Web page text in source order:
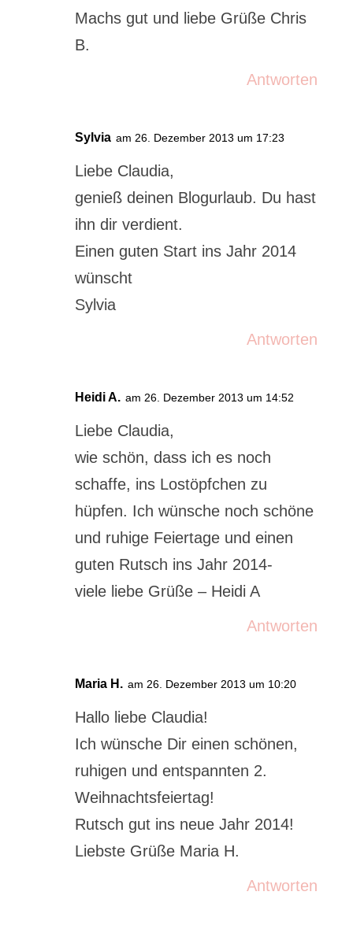
Machs gut und liebe Grüße Chris
B.
Antworten
Sylvia am 26. Dezember 2013 um 17:23
Liebe Claudia,
genieß deinen Blogurlaub. Du hast
ihn dir verdient.
Einen guten Start ins Jahr 2014
wünscht
Sylvia
Antworten
Heidi A. am 26. Dezember 2013 um 14:52
Liebe Claudia,
wie schön, dass ich es noch
schaffe, ins Lostöpfchen zu
hüpfen. Ich wünsche noch schöne
und ruhige Feiertage und einen
guten Rutsch ins Jahr 2014-
viele liebe Grüße – Heidi A
Antworten
Maria H. am 26. Dezember 2013 um 10:20
Hallo liebe Claudia!
Ich wünsche Dir einen schönen,
ruhigen und entspannten 2.
Weihnachtsfeiertag!
Rutsch gut ins neue Jahr 2014!
Liebste Grüße Maria H.
Antworten